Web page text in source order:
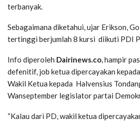
terbanyak.
Sebagaimana diketahui, ujar Erikson,
tertinggi berjumlah 8 kursi diikuti PDI
Info diperoleh Dairinews.co, hampir
defenitif, job ketua dipercayakan
Wakil Ketua kepada Halvensius
Wanseptember legislator partai
“Kalau dari PD, wakil ketua